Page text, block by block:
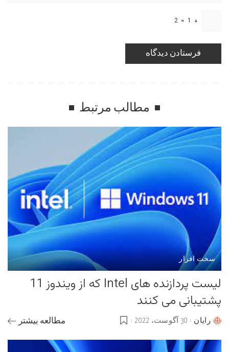
+
1
=
2
مطالب مرتبط
سخت افزار
لیست پردازنده های Intel که از ویندوز 11
پشتیبانی می کنند
Postedرایان 30 آگوست، 2022 مطالعه بیشتر